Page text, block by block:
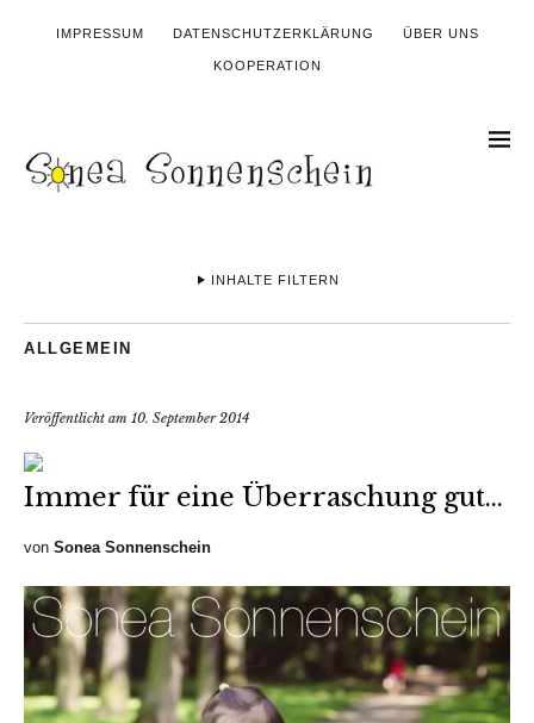
IMPRESSUM DATENSCHUTZERKLÄRUNG ÜBER UNS
KOOPERATION
INHALTE FILTERN
ALLGEMEIN
Veröffentlicht am 10. September 2014
Immer für eine Überraschung gut…
von Sonea Sonnenschein